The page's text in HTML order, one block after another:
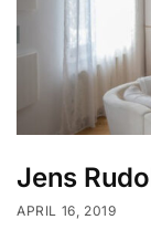
Jens
APRIL 16, 2019